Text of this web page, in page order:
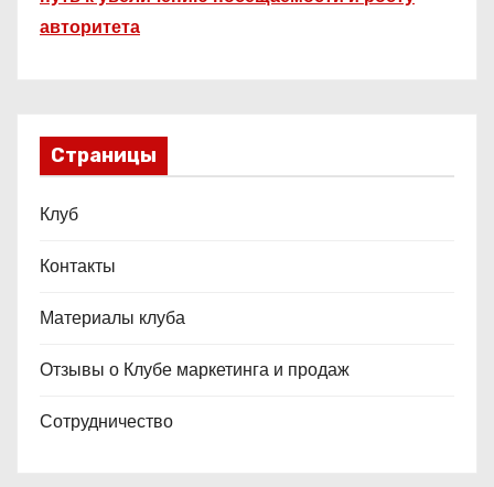
авторитета
Страницы
Клуб
Контакты
Материалы клуба
Отзывы о Клубе маркетинга и продаж
Сотрудничество